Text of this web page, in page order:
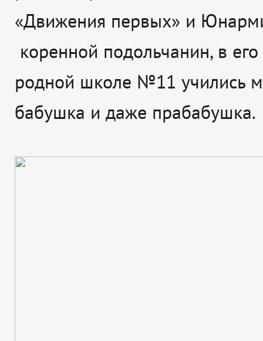
«Движения первых» и
коренной подольчанин, в его
родной школе №11 учились
бабушка и даже прабабушка.